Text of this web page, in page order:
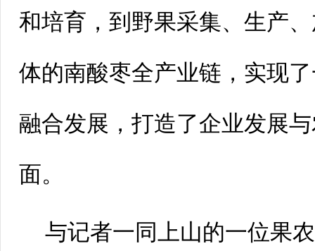
和培育，到野果采集、生产
体的南酸枣全产业链，实现
融合发展，打造了企业发展
面。
与记者一同上山的一位果